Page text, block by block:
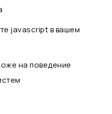
javascript в вашем
на поведение